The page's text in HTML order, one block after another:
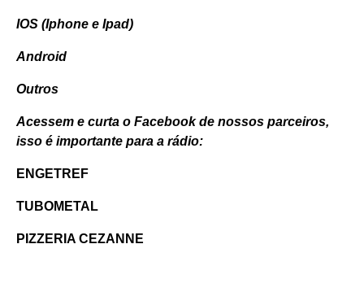
IOS (Iphone e Ipad)
Android
Outros
Acessem e curta o Facebook de nossos parceiros,
isso é importante para a rádio:
ENGETREF
TUBOMETAL
PIZZERIA CEZANNE